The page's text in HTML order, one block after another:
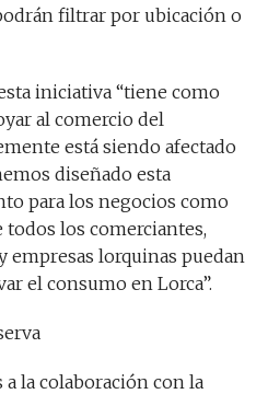
filtrar por ubicación o
iniciativa “tiene como
al comercio del
está siendo afectado
diseñado esta
para los negocios como
todos los comerciantes,
empresas lorquinas puedan
el consumo en Lorca”.
la colaboración con la